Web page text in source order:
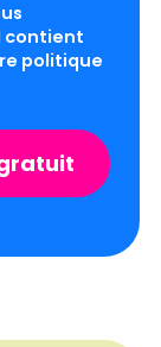
contient
politique